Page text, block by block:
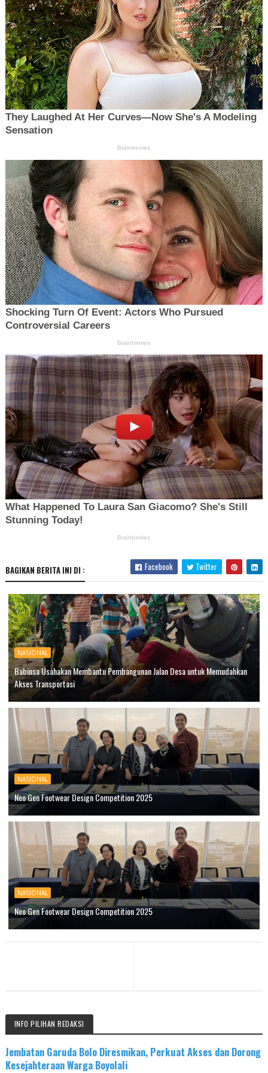
BAGIKAN BERITA INI DI : Facebook Twitter
NASIONAL
Babinsa Usahakan Membantu Pembangunan Jalan Desa untuk Memudahkan
Akses Transportasi
NASIONAL
Neo Gen Footwear Design Competition 2025
NASIONAL
Neo Gen Footwear Design Competition 2025
INFO PILIHAN REDAKSI
Jembatan Garuda Bolo Diresmikan, Perkuat Akses dan Dorong
Kesejahteraan Warga Boyolali